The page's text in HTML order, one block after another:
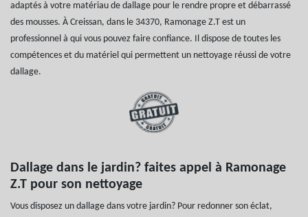
adaptés à votre matériau de dallage pour le rendre propre et débarrassé
des mousses. À Creissan, dans le 34370, Ramonage Z.T est un
professionnel à qui vous pouvez faire confiance. Il dispose de toutes les
compétences et du matériel qui permettent un nettoyage réussi de votre
dallage.
Dallage dans le jardin? faites appel à Ramonage
Z.T pour son nettoyage
Vous disposez un dallage dans votre jardin? Pour redonner son éclat,